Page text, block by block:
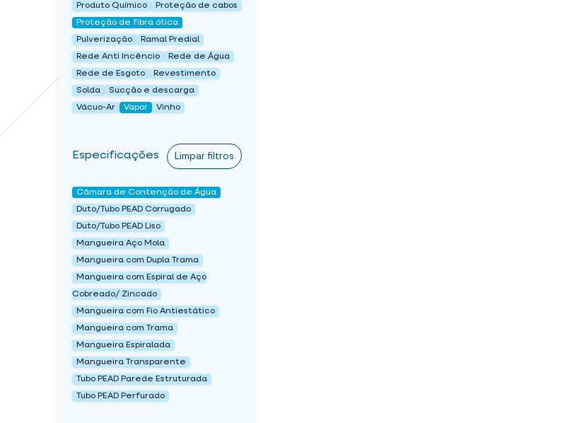
Produto Químico
Proteção de cabos
Proteção de fibra ótica
Pulverização
Ramal Predial
Rede Anti Incêncio
Rede de Água
Rede de Esgoto
Revestimento
Solda
Sucção e descarga
Vácuo-Ar
Vapor Vinho
Especificações Limpar filtros
Câmara de Contenção de Água
Duto/Tubo PEAD Corrugado
Duto/Tubo PEAD Liso
Mangueira Aço Mola
Mangueira com Dupla Trama
Mangueira com Espiral de Aço
Cobreado/ Zincado
Mangueira com Fio Antiestático
Mangueira com Trama
Mangueira Espiralada
Mangueira Transparente
Tubo PEAD Parede Estruturada
Tubo PEAD Perfurado